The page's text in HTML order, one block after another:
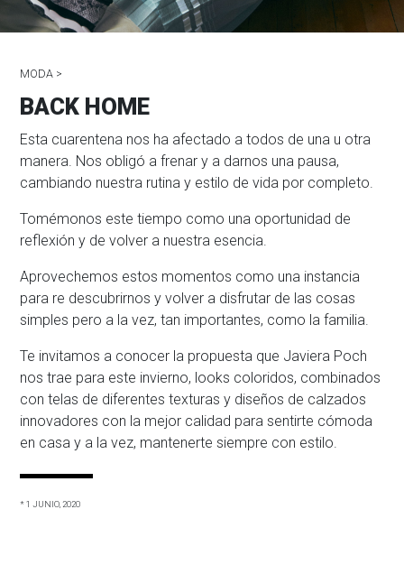
MODA >
BACK HOME
Esta cuarentena nos ha afectado a todos de una u otra
manera. Nos obligó a frenar y a darnos una pausa,
cambiando nuestra rutina y estilo de vida por completo.
Tomémonos este tiempo como una oportunidad de
reflexión y de volver a nuestra esencia.
Aprovechemos estos momentos como una instancia
para re descubrirnos y volver a disfrutar de las cosas
simples pero a la vez, tan importantes, como la familia.
Te invitamos a conocer la propuesta que Javiera Poch
nos trae para este invierno, looks coloridos, combinados
con telas de diferentes texturas y diseños de calzados
innovadores con la mejor calidad para sentirte cómoda
en casa y a la vez, mantenerte siempre con estilo.
* 1 JUNIO, 2020